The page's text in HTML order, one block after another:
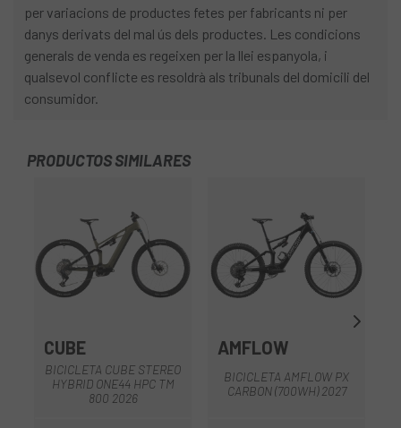
per variacions de productes fetes per fabricants ni per
danys derivats del mal ús dels productes. Les condicions
generals de venda es regeixen per la llei espanyola, i
qualsevol conflicte es resoldrà als tribunals del domicili del
consumidor.
PRODUCTOS SIMILARES
CUBE
BICICLETA CUBE STEREO
HYBRID ONE44 HPC TM
800 2026
AMFLOW
BICICLETA AMFLOW PX
CARBON (700WH) 2027